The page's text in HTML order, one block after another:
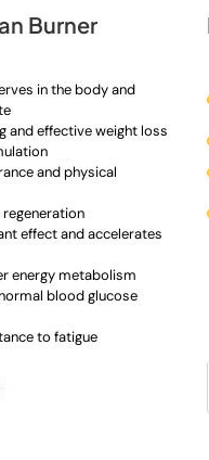
Burner
in the body and
and effective weight loss
and physical
effect and accelerates
energy metabolism
blood glucose
to fatigue